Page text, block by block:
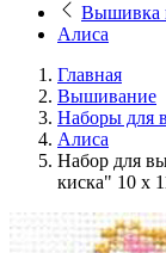
Вышивка
Алиса
Главная
Вышивание
Наборы для
Алиса
Набор для
киска" 10 х